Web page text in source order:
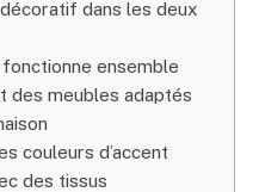
dans les deux
ensemble
des meubles adaptés
couleurs d’accent
des tissus